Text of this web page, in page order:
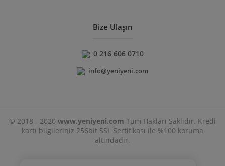
Bize Ulaşın
0 216 606 0710
info@yeniyeni.com
© 2018 - 2020 www.yeniyeni.com Tüm Hakları Saklıdır. Kredi
kartı bilgileriniz 256bit SSL Sertifikası ile %100 koruma
altındadır.